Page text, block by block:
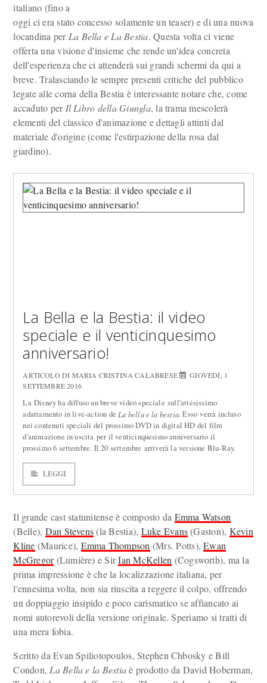
italiano (fino a
oggi ci era stato concesso solamente un teaser) e di una nuova
locandina per La Bella e La Bestia. Questa volta ci viene
offerta una visione d'insieme che rende un'idea concreta
dell'esperienza che ci attenderà sui grandi schermi da qui a
breve. Tralasciando le sempre presenti critiche del pubblico
legate alle corna della Bestia è interessante notare che, come
accaduto per Il Libro della Giungla, la trama mescolerà
elementi del classico d'animazione e dettagli attinti dal
materiale d'origine (come l'estirpazione della rosa dal
giardino).
La Bella e la Bestia: il video
speciale e il venticinquesimo
anniversario!
ARTICOLO DI MARIA CRISTINA CALABRESE
GIOVEDÌ, 1
SETTEMBRE 2016
La Disney ha diffuso un breve video speciale sull'attesissimo
adattamento in live-action de La bella e la bestia. Esso verrà incluso
nei contenuti speciali del prossimo DVD in digital HD del film
d'animazione in uscita per il venticinquesimo anniversario il
prossimo 6 settembre. Il 20 settembre arriverà la versione Blu-Ray.
LEGGI
Il grande cast statunitense è composto da Emma Watson
(Belle), Dan Stevens(la Bestia), Luke Evans(Gaston), Kevin
Kline (Maurice), Emma Thompson (Mrs. Potts),Ewan
McGregor(Lumière) e SirIan McKellen (Cogsworth), ma la
prima impressione è che la localizzazione italiana, per
l'ennesima volta, non sia riuscita a reggere il colpo, offrendo
un doppiaggio insipido e poco carismatico se affiancato ai
nomi autorevoli della versione originale. Speriamo si tratti di
una mera fobia.
Scritto da Evan Spiliotopoulos, Stephen Chbosky e Bill
Condon, La Bella e la Bestiaè prodotto da David Hoberman,